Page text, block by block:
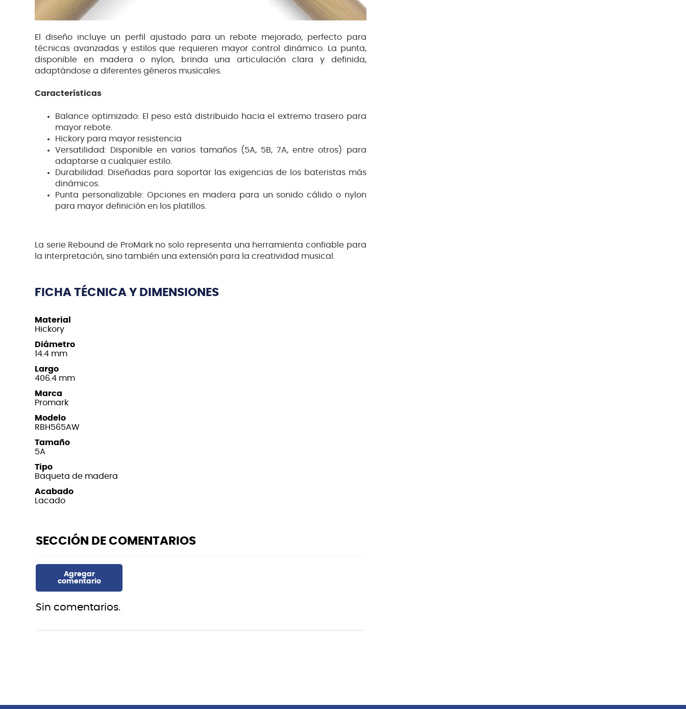
El diseño incluye un perfil ajustado para un rebote mejorado, perfecto para
técnicas avanzadas y estilos que requieren mayor control dinámico. La punta,
disponible en madera o nylon, brinda una articulación clara y definida,
adaptándose a diferentes géneros musicales.
Características
Balance optimizado: El peso está distribuido hacia el extremo trasero para
mayor rebote.
Hickory para mayor resistencia
Versatilidad: Disponible en varios tamaños (5A, 5B, 7A, entre otros) para
adaptarse a cualquier estilo.
Durabilidad: Diseñadas para soportar las exigencias de los bateristas más
dinámicos.
Punta personalizable: Opciones en madera para un sonido cálido o nylon
para mayor definición en los platillos.
La serie Rebound de ProMark no solo representa una herramienta confiable para
la interpretación, sino también una extensión para la creatividad musical.
FICHA TÉCNICA Y DIMENSIONES
Material
Hickory
Diámetro
14.4 mm
Largo
406.4 mm
Marca
Promark
Modelo
RBH565AW
Tamaño
5A
Tipo
Baqueta de madera
Acabado
Lacado
Sin comentarios.